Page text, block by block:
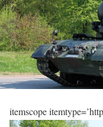
itemscope